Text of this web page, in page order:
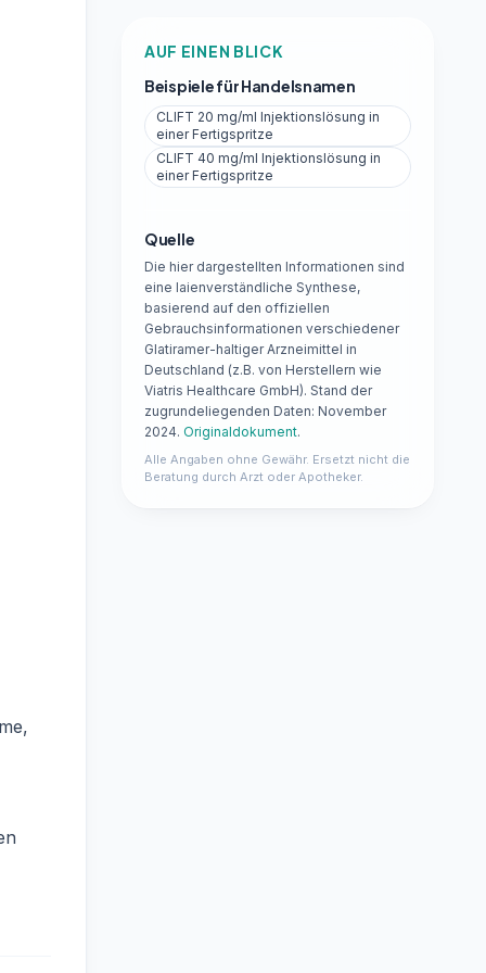
AUF EINEN BLICK
Beispiele für Handelsnamen
CLIFT 20 mg/ml Injektionslösung in
einer Fertigspritze
CLIFT 40 mg/ml Injektionslösung in
einer Fertigspritze
Quelle
Die hier dargestellten Informationen sind
eine laienverständliche Synthese,
basierend auf den offiziellen
Gebrauchsinformationen verschiedener
Glatiramer-haltiger Arzneimittel in
Deutschland (z.B. von Herstellern wie
Viatris Healthcare GmbH). Stand der
zugrundeliegenden Daten: November
2024. Originaldokument.
Alle Angaben ohne Gewähr. Ersetzt nicht die
Beratung durch Arzt oder Apotheker.